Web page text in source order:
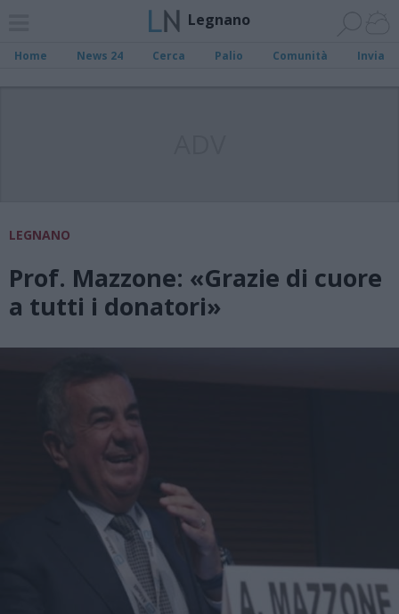
Legnano
Home News 24 Cerca Palio Comunità Invia
LEGNANO
Prof. Mazzone: «Grazie di cuore
a tutti i donatori»